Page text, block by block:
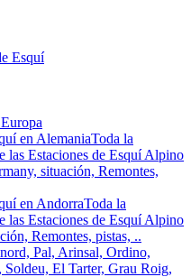
Esquí
en AlemaniaToda la
las Estaciones de Esquí Alpino
situación, Remontes,
en AndorraToda la
las Estaciones de Esquí Alpino
Remontes, pistas, ..
Pal, Arinsal, Ordino,
El Tarter, Grau Roig,